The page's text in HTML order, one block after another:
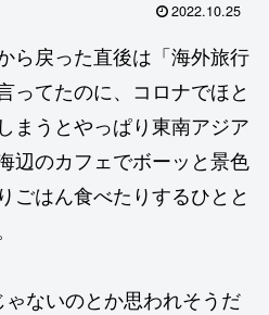
2022.10.25
ら戻った直後は「海外旅行
ってたのに、コロナでほと
まうとやっぱり東南アジア
辺のカフェでボーッと景色
ごはん食べたりするひとと
ないのとか思われそうだ